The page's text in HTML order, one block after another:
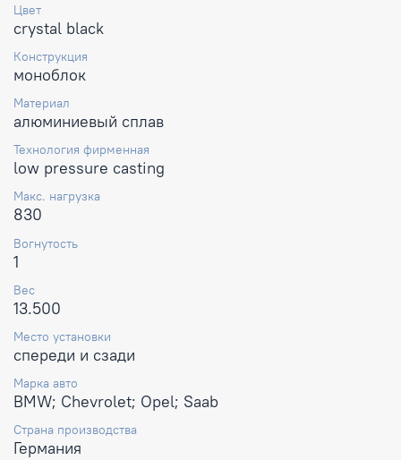
Цвет
crystal black
Конструкция
моноблок
Материал
алюминиевый сплав
Технология фирменная
low pressure casting
Макс. нагрузка
830
Вогнутость
1
Вес
13.500
Место установки
спереди и сзади
Марка авто
BMW; Chevrolet; Opel; Saab
Страна производства
Германия